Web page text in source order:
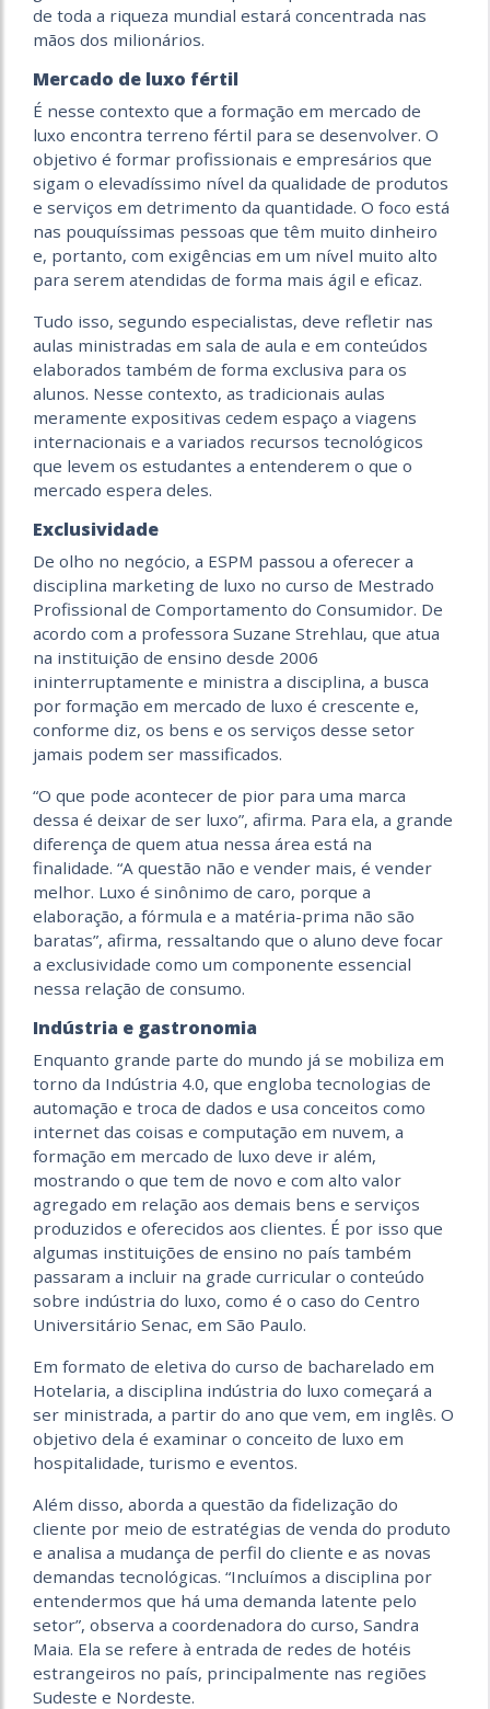
de toda a riqueza mundial estará concentrada nas
mãos dos milionários.
Mercado de luxo fértil
É nesse contexto que a formação em mercado de
luxo encontra terreno fértil para se desenvolver. O
objetivo é formar profissionais e empresários que
sigam o elevadíssimo nível da qualidade de produtos
e serviços em detrimento da quantidade. O foco está
nas pouquíssimas pessoas que têm muito dinheiro
e, portanto, com exigências em um nível muito alto
para serem atendidas de forma mais ágil e eficaz.
Tudo isso, segundo especialistas, deve refletir nas
aulas ministradas em sala de aula e em conteúdos
elaborados também de forma exclusiva para os
alunos. Nesse contexto, as tradicionais aulas
meramente expositivas cedem espaço a viagens
internacionais e a variados recursos tecnológicos
que levem os estudantes a entenderem o que o
mercado espera deles.
Exclusividade
De olho no negócio, a ESPM passou a oferecer a
disciplina marketing de luxo no curso de Mestrado
Profissional de Comportamento do Consumidor. De
acordo com a professora Suzane Strehlau, que atua
na instituição de ensino desde 2006
ininterruptamente e ministra a disciplina, a busca
por formação em mercado de luxo é crescente e,
conforme diz, os bens e os serviços desse setor
jamais podem ser massificados.
“O que pode acontecer de pior para uma marca
dessa é deixar de ser luxo”, afirma. Para ela, a grande
diferença de quem atua nessa área está na
finalidade. “A questão não e vender mais, é vender
melhor. Luxo é sinônimo de caro, porque a
elaboração, a fórmula e a matéria-prima não são
baratas”, afirma, ressaltando que o aluno deve focar
a exclusividade como um componente essencial
nessa relação de consumo.
Indústria e gastronomia
Enquanto grande parte do mundo já se mobiliza em
torno da Indústria 4.0, que engloba tecnologias de
automação e troca de dados e usa conceitos como
internet das coisas e computação em nuvem, a
formação em mercado de luxo deve ir além,
mostrando o que tem de novo e com alto valor
agregado em relação aos demais bens e serviços
produzidos e oferecidos aos clientes. É por isso que
algumas instituições de ensino no país também
passaram a incluir na grade curricular o conteúdo
sobre indústria do luxo, como é o caso do Centro
Universitário Senac, em São Paulo.
Em formato de eletiva do curso de bacharelado em
Hotelaria, a disciplina indústria do luxo começará a
ser ministrada, a partir do ano que vem, em inglês. O
objetivo dela é examinar o conceito de luxo em
hospitalidade, turismo e eventos.
Além disso, aborda a questão da fidelização do
cliente por meio de estratégias de venda do produto
e analisa a mudança de perfil do cliente e as novas
demandas tecnológicas. “Incluímos a disciplina por
entendermos que há uma demanda latente pelo
setor”, observa a coordenadora do curso, Sandra
Maia. Ela se refere à entrada de redes de hotéis
estrangeiros no país, principalmente nas regiões
Sudeste e Nordeste.